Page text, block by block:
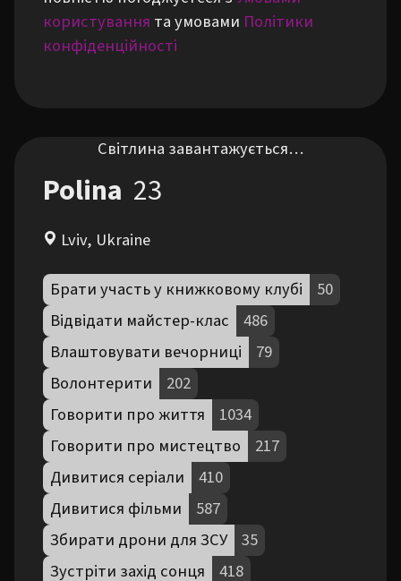
користування та умовами Політики
конфіденційності
Світлина завантажується…
Polina 23
Lviv, Ukraine
Брати участь у книжковому клубі
50
Відвідати майстер-клас
486
Влаштовувати вечорниці
79
Волонтерити
202
Говорити про життя
1034
Говорити про мистецтво
217
Дивитися серіали
410
Дивитися фільми
587
Збирати дрони для ЗСУ
35
Зустріти захід сонця
418